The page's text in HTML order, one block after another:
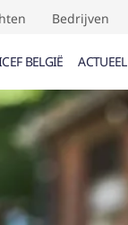
Bedrijven
BELGIË ACTUEEL
(0